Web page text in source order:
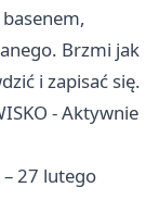
Brzmi jak
i zapisać się.
- Aktywnie
27 lutego